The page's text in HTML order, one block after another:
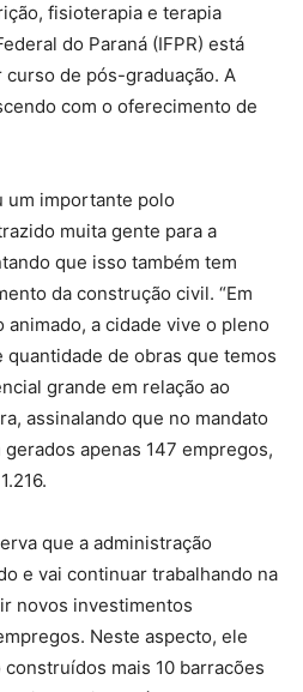
fisioterapia e terapia
do Paraná (IFPR) está
de pós-graduação. A
com o oferecimento de
um importante polo
muita gente para a
que isso também tem
da construção civil. “Em
animado, a cidade vive o pleno
de obras que temos
grande em relação ao
assinalando que no mandato
apenas 147 empregos,
que a administração
e vai continuar trabalhando na
novos investimentos
Neste aspecto, ele
mais 10 barracões